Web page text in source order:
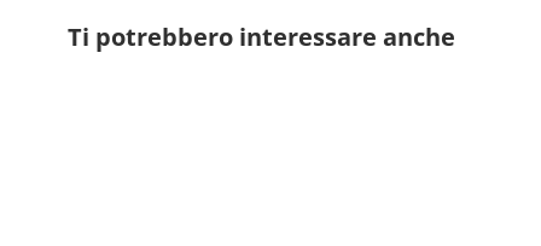
Ti potrebbero interessare anche